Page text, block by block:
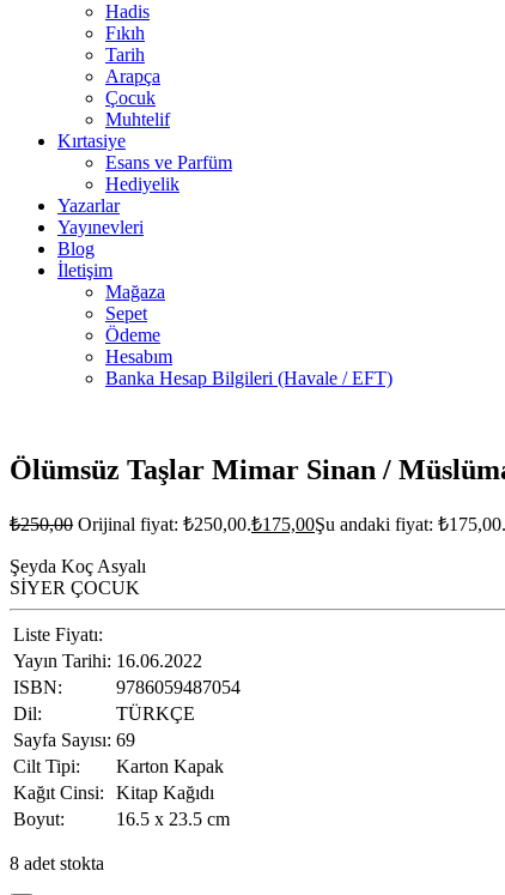
Hadis
Fıkıh
Tarih
Arapça
Çocuk
Muhtelif
Kırtasiye
Esans ve Parfüm
Hediyelik
Yazarlar
Yayınevleri
Blog
İletişim
Mağaza
Sepet
Ödeme
Hesabım
Banka Hesap Bilgileri (Havale / EFT)
Ölümsüz Taşlar Mimar Sinan /
₺250,00 Orijinal fiyat: ₺250,00.₺175,00Şu andaki fiyat: ₺175,00.
Şeyda Koç Asyalı
SİYER ÇOCUK
Liste Fiyatı:
Yayın Tarihi: 16.06.2022
ISBN:
9786059487054
Dil:
TÜRKÇE
Sayfa Sayısı: 69
Cilt Tipi:
Karton Kapak
Kağıt Cinsi:
Kitap Kağıdı
Boyut:
16.5 x 23.5 cm
8 adet stokta